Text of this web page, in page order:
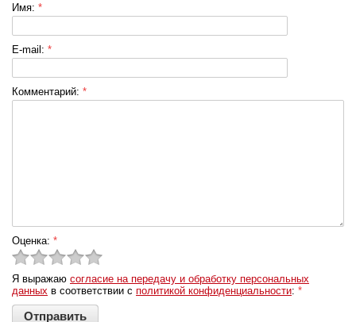
Имя: *
E-mail: *
Комментарий: *
Оценка: *
Я выражаю согласие на передачу и обработку персональных
данных в соответствии с политикой конфиденциальности: *